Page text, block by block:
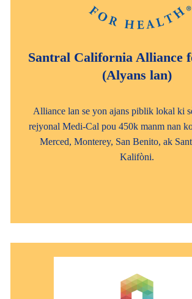
Santral California Alliance
(Alyans lan)
Alliance lan se yon ajans piblik lokal ki
rejyonal Medi-Cal pou 450k manm nan
Merced, Monterey, San Benito, ak
Kalifòni.